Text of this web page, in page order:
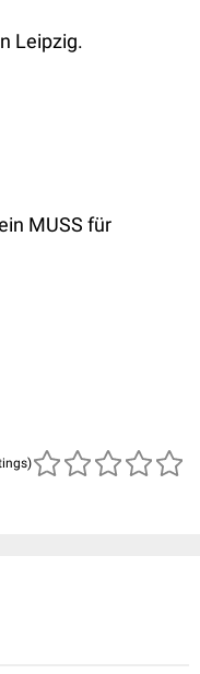
Leipzig.
MUSS für